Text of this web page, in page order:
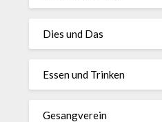
Dies und Das
Essen und Trinken
Gesangverein